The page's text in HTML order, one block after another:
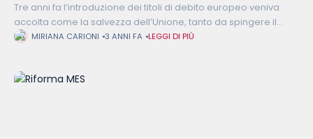
Tre anni fa l’introduzione dei titoli di debito europeo veniva
accolta come la salvezza dell’Unione, tanto da spingere il
presidente francese Emmanuel Macron ad affermare che una
MIRIANA CARIONI 3 ANNI FA LEGGI DI PIÙ